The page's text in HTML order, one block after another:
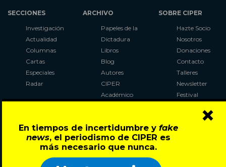
En tiempos de incertidumbre y fake
news, el periodismo de CIPER es
más necesario que nunca.
×
SECCIONES
Investigación
Actualidad
Columnas
Cartas
Especiales
Radar
ARCHIVO
Papeles de la
Dictadura
Libros
Blog
Autores
CIPER
Académico
Al Plebiscito
con CIPER
SOBRE CIPER
Hazte Socio
Nosotros
Donaciones
Contacto
Talleres
Newsletter
Festival